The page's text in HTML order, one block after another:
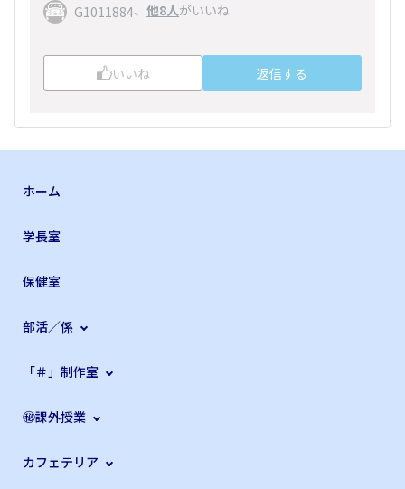
G1011884、 他8人がいいね
いいね 返信する
ホーム
学長室
保健室
部活／係
「＃」制作室
㊙課外授業
カフェテリア